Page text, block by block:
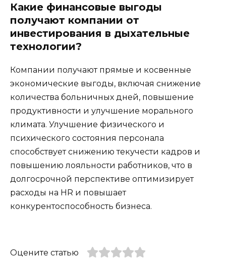
Какие финансовые выгоды
получают компании от
инвестирования в дыхательные
технологии?
Компании получают прямые и косвенные
экономические выгоды, включая снижение
количества больничных дней, повышение
продуктивности и улучшение морального
климата. Улучшение физического и
психического состояния персонала
способствует снижению текучести кадров и
повышению лояльности работников, что в
долгосрочной перспективе оптимизирует
расходы на HR и повышает
конкурентоспособность бизнеса.
Оцените статью